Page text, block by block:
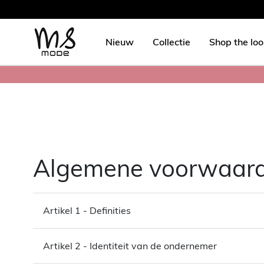
Nieuw Collectie Shop the
Algemene
Artikel 1 - Definities
Artikel 2 - Identiteit van de ondernemer